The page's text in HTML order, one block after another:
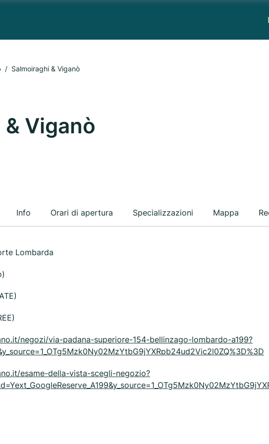
Salmoiraghi & Viganò
Viganò
Info Orari di apertura Specializzazioni Mappa
Lombarda
negozi/via-padana-superiore-154-bellinzago-lombardo-a199?
esame-della-vista-scegli-negozio?